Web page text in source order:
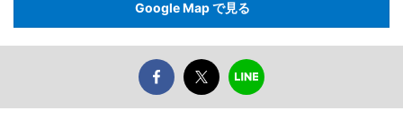
Google Map で見る